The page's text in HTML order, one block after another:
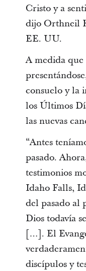
Cristo y a
dijo Orthneil
EE. UU.
A medida
consuelo y la
los Últimos
las nuevas
“Antes
pasado.
testimonios
Idaho Falls,
del pasado al
Dios todavía
[…]. El
discípulos y